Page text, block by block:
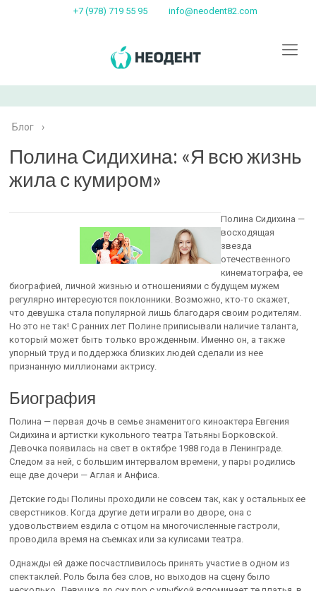
+7 (978) 719 55 95 info@neodent82.com
Блог ›
Полина Сидихина: «Я всю жизнь
жила с кумиром»
Полина Сидихина —
восходящая
звезда
отечественного
кинематографа, ее
биографией, личной жизнью и отношениями с будущем мужем
регулярно интересуются поклонники. Возможно, кто-то скажет,
что девушка стала популярной лишь благодаря своим родителям.
Но это не так! С ранних лет Полине приписывали наличие таланта,
который может быть только врожденным. Именно он, а также
упорный труд и поддержка близких людей сделали из нее
признанную миллионами актрису.
Биография
Полина — первая дочь в семье знаменитого киноактера Евгения
Сидихина и артистки кукольного театра Татьяны Борковской.
Девочка появилась на свет в октябре 1988 года в Ленинграде.
Следом за ней, с большим интервалом времени, у пары родились
еще две дочери — Аглая и Анфиса.
Детские годы Полины проходили не совсем так, как у остальных ее
сверстников. Когда другие дети играли во дворе, она с
удовольствием ездила с отцом на многочисленные гастроли,
проводила время на съемках или за кулисами театра.
Однажды ей даже посчастливилось принять участие в одном из
спектаклей. Роль была без слов, но выходов на сцену было